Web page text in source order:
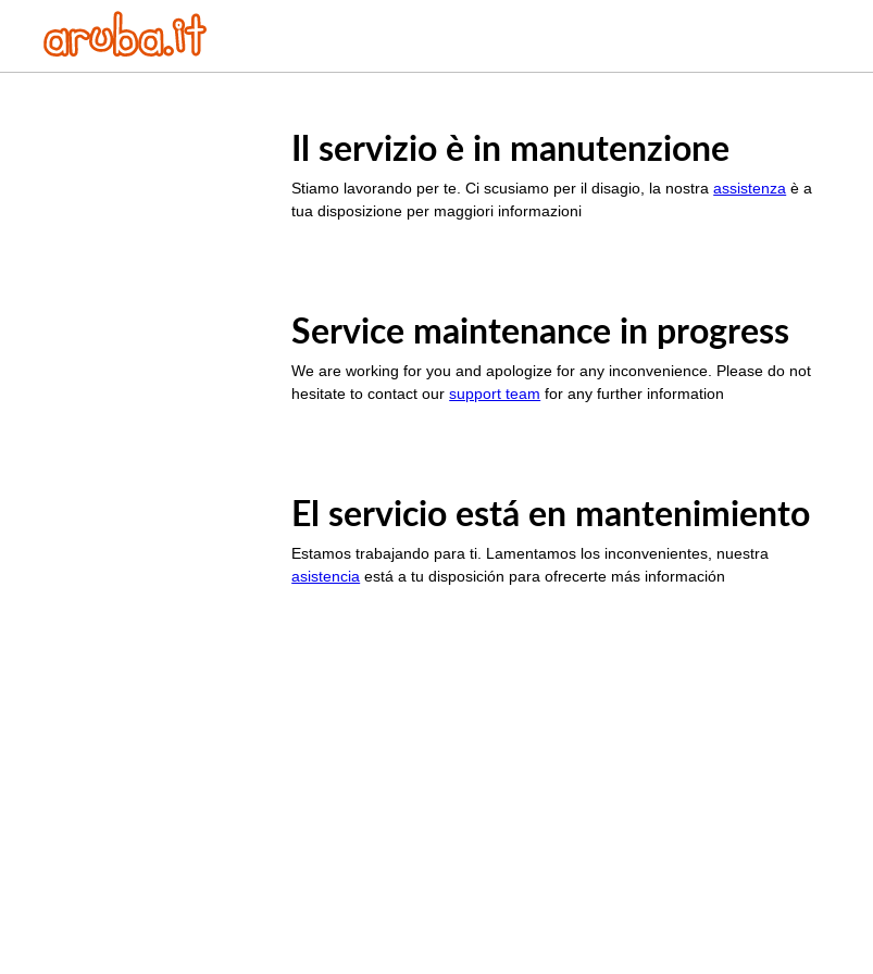
Il servizio è in manutenzione
Stiamo lavorando per te. Ci scusiamo per il disagio, la nostraassistenza è a
tua disposizione per maggiori informazioni
Service maintenance in progress
We are working for you and apologize for any inconvenience. Please do not
hesitate to contact oursupport team for any further information
El servicio está en mantenimiento
Estamos trabajando para ti. Lamentamos los inconvenientes, nuestra
asistencia está a tu disposición para ofrecerte más información